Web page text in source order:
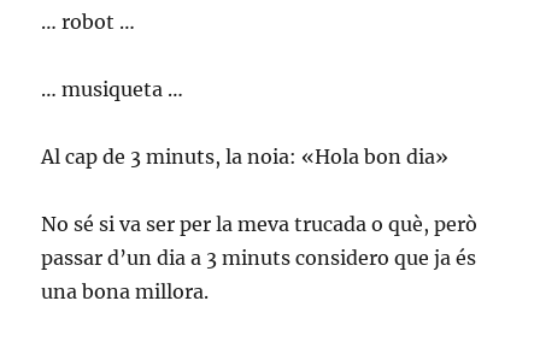
… robot …
… musiqueta …
Al cap de 3 minuts, la noia: «Hola bon dia»
No sé si va ser per la meva trucada o què, però
passar d’un dia a 3 minuts considero que ja és
una bona millora.